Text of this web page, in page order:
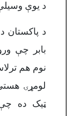
د یوې
د پاکستان
بابر چې
نوم هم
لومړۍ
ټیک ده